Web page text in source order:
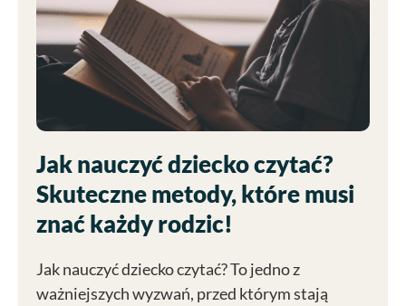
Jak nauczyć dziecko czytać?
Skuteczne metody, które musi
znać każdy rodzic!
Jak nauczyć dziecko czytać? To jedno z
ważniejszych wyzwań, przed którym stają